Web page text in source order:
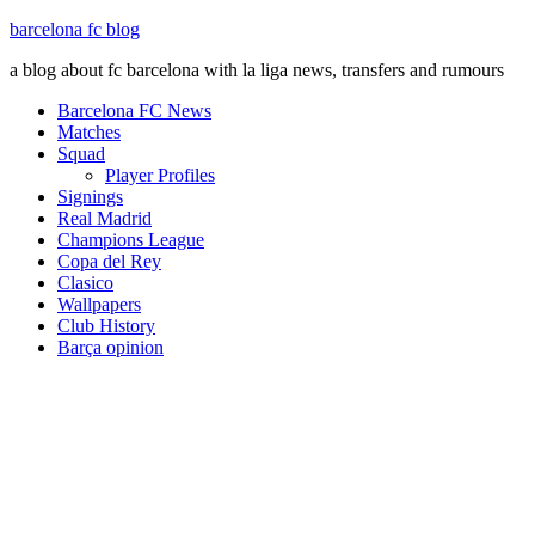
barcelona fc blog
a blog about fc barcelona with la liga news, transfers and rumours
Barcelona FC News
Matches
Squad
Player Profiles
Signings
Real Madrid
Champions League
Copa del Rey
Clasico
Wallpapers
Club History
Barça opinion